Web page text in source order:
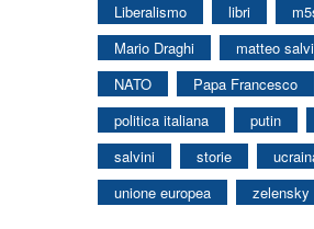
Liberalismo
libri
Mario Draghi
matteo
NATO
Papa Francesco
politica italiana
putin
salvini
storie
unione europea
zelensky